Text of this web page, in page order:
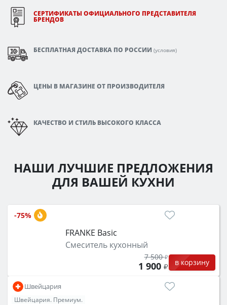
СЕРТИФИКАТЫ ОФИЦИАЛЬНОГО ПРЕДСТАВИТЕЛЯ
БРЕНДОВ
БЕСПЛАТНАЯ ДОСТАВКА ПО РОССИИ (условия)
ЦЕНЫ В МАГАЗИНЕ ОТ ПРОИЗВОДИТЕЛЯ
КАЧЕСТВО И СТИЛЬ ВЫСОКОГО КЛАССА
НАШИ ЛУЧШИЕ ПРЕДЛОЖЕНИЯ
ДЛЯ ВАШЕЙ КУХНИ
-75%
FRANKE Basic
Смеситель кухонный
7 500
1 900 в корзину
Швейцария
Швейцария. Премиум.